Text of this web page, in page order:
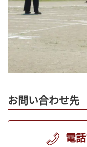
お問い合わせ先
電